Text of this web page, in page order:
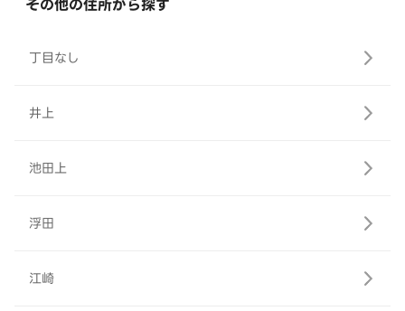
その他の住所から探す
丁目なし
井上
池田上
浮田
江崎